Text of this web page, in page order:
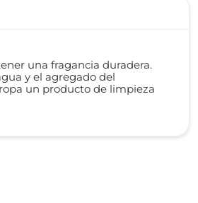
una fragancia duradera.
y el agregado del
un producto de limpieza